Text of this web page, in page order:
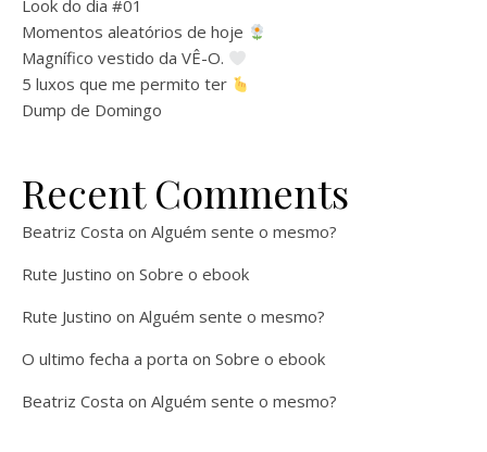
Look do dia #01
Momentos aleatórios de hoje
Magnífico vestido da VÊ-O.
5 luxos que me permito ter
Dump de Domingo
Recent Comments
Beatriz Costa on Alguém sente o mesmo?
Rute Justino on Sobre o ebook
Rute Justino on Alguém sente o mesmo?
O ultimo fecha a porta on Sobre o ebook
Beatriz Costa on Alguém sente o mesmo?